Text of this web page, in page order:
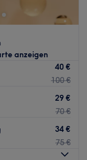
anzeigen
40 €
100 €
29 €
70 €
34 €
75 €